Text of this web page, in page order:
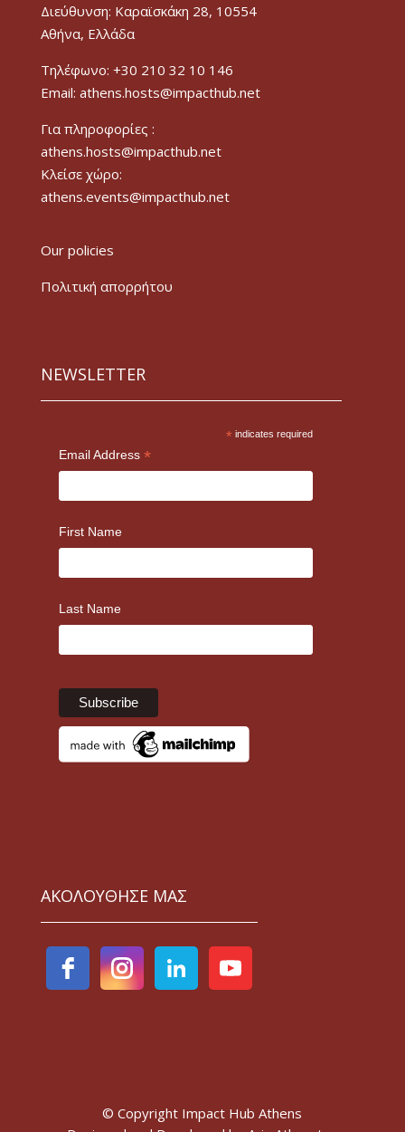
Διεύθυνση: Καραϊσκάκη 28, 10554
Αθήνα, Ελλάδα
Τηλέφωνο: +30 210 32 10 146
Email: athens.hosts@impacthub.net
Για πληροφορίες :
athens.hosts@impacthub.net
Κλείσε χώρο:
athens.events@impacthub.net
Our policies
Πολιτική απορρήτου
NEWSLETTER
* indicates required
Email Address *
First Name
Last Name
ΑΚΟΛΟΥΘΗΣΕ ΜΑΣ
© Copyright Impact Hub Athens